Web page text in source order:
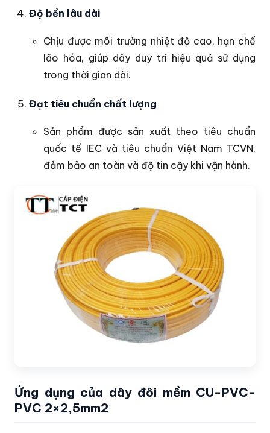
Độ bền lâu dài
Chịu được môi trường nhiệt độ cao, hạn chế
lão hóa, giúp dây duy trì hiệu quả sử dụng
trong thời gian dài.
Đạt tiêu chuẩn chất lượng
Sản phẩm được sản xuất theo tiêu chuẩn
quốc tế IEC và tiêu chuẩn Việt Nam TCVN,
đảm bảo an toàn và độ tin cậy khi vận hành.
Ứng dụng của dây đôi mềm CU-PVC-
PVC 2×2,5mm2